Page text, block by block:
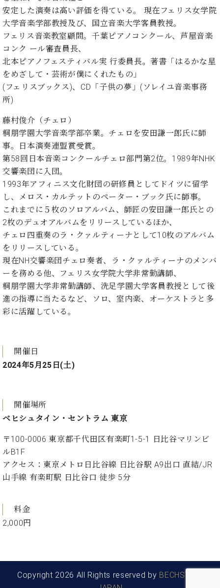
タ
ン
コ
ン
サ
ー
グ
ド
ピ
ア
ノ
ベ
ヒ
シ
ュ
タ
コ
ン
サ
ー
ト
ラ
イ
ノ
ベ
ュ
タ
レ
ジ
ッ
ン・
シ
レ
納
入
実
ホ
ー
ル・
ス
ジ
オ
納
入
実
績
音
楽
教
室
ご
者
の
声
ス
ン
ン
ト
代
理
主
催
イ
ベ
ト
コ
ン
ク
ー
ル
音
楽
教
室
シュ
ーレ
音楽
教室
ベ
ヒ
タ
イ
ン
・
セ
ン
ラ
ム
東
京
店
長
挨
拶
展
示
ル・
スタ
ホー
ル・
ジオ
空き
状況
動
画
録
サ
ー
教
お
問
安定した演奏は高い評価を得ている。 現在フェリス女学院
大学音楽学部教授及び、国立音楽大学客員教授。
フェリス音楽教室顧問。千葉ピアノコンクール、芦屋音楽
コンク ール審査員長、
北本ピアノフェスティバル実 行委員長。著書「はるかな星
をめざして・芸術が僕にくれたもの」
(フェリスブックス)、CD「子供の夢」(ソレイユ音楽事務
所)
藤村俊介（チェロ）
桐朋学園大学音楽学部卒業。チェロを安田謙一郎氏に師
事。日本演奏連盟賞受賞。
第58回日本音楽コンクールチェロ部門第2位。1989年NHK
交響楽団に入団。
1993年アフィニス文化財団の研修員としてドイツに留学
し、メロス・カルテットのペーター・ブック氏に師事。
これまでに５枚のソロアルバム、師匠の安田謙一郎氏との
2枚のデュオアルバムをリリースしているほか、
チェロ四重奏のラ・クァルティーナとして10枚のアルバム
をリリースしている。
現在NH交響楽団チェロ奏者、ラ・クァルティーナのメンバ
ーを務める他、フェリス女学院大学非常勤講師、
桐朋学園大学非常勤講師、洗足学園大学客員教授として後
進の指導に当たるなど、ソロ、室内楽、オーケストラと多
彩に活躍している。
開催日
2024年5月25日(土)
開催場所
ベヒシュタイン・セントラム 東京
〒100-0006 東京都千代田区有楽町1-5-1 日比谷マリンビ
ルB1F
アクセス：東京メトロ日比谷線 日比谷駅 A9出口 直結/JR
山手線 有楽町駅 日比谷口 徒歩 5分
料金
2,000円
Copyright 2026 All Rights reserved by BECHSTEIN